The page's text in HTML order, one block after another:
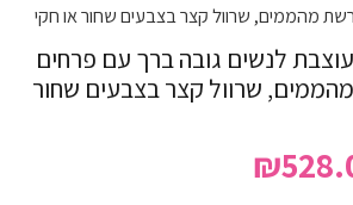
מהממים, שרוול קצר בצבעים שחור או חקי
לנשים גובה ברך עם פרחים
שרוול קצר בצבעים שחור
₪